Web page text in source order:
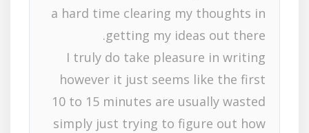
a hard time clearing my thoughts in
getting my ideas out there.
I truly do take pleasure in writing
however it just seems like the first
10 to 15 minutes are usually wasted
simply just trying to figure out how